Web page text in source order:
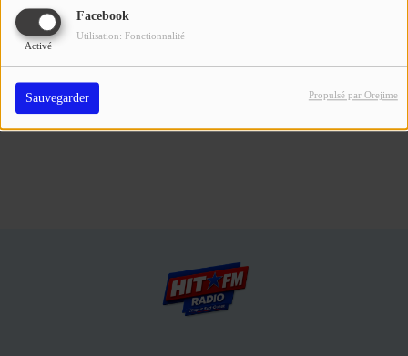
Facebook
Activé
Utilisation: Fonctionnalité
Sauvegarder Propulsé par Orejime
SE CONNECTER